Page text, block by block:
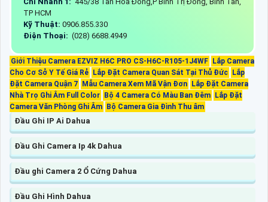
TP HCM
Kỹ Thuật: 0906.855.330
Điện Thoại: (028) 6688.4949
Giới Thiệu Camera EZVIZ H6C PRO CS-H6C-R105-1J4WF
Lắp Camera
Cho Cơ Sở Y Tế Giá Rẻ
Lắp Đặt Camera Quan Sát Tại Thủ Đức
Lắp
Đặt Camera Quận 7
Mẫu Camera Xem Mã Vận Đơn
Lắp Đặt Camera
Nhà Trọ Ghi Âm Full Color
Bộ 4 Camera Có Màu Ban Đêm
Lắp Đặt
Camera Văn Phòng Ghi Âm
Bộ Camera Gia Đình Thu âm
Đầu Ghi IP Ai Dahua
Đầu Ghi Camera Ip 4k Dahua
Đầu ghi Camera 2 Ổ Cứng Dahua
Đầu Ghi Hình Dahua